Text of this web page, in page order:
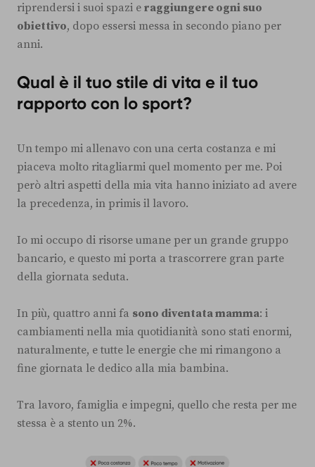
riprendersi i suoi spazi e raggiungere ogni suo
obiettivo, dopo essersi messa in secondo piano per
anni.
Qual è il tuo stile di vita e il tuo
rapporto con lo sport?
Un tempo mi allenavo con una certa costanza e mi
piaceva molto ritagliarmi quel momento per me. Poi
però altri aspetti della mia vita hanno iniziato ad avere
la precedenza, in primis il lavoro.
Io mi occupo di risorse umane per un grande gruppo
bancario, e questo mi porta a trascorrere gran parte
della giornata seduta.
In più, quattro anni fa sono diventata mamma: i
cambiamenti nella mia quotidianità sono stati enormi,
naturalmente, e tutte le energie che mi rimangono a
fine giornata le dedico alla mia bambina.
Tra lavoro, famiglia e impegni, quello che resta per me
stessa è a stento un 2%.